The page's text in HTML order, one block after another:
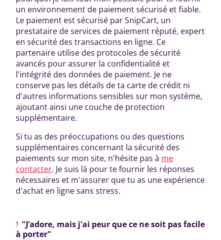
un environnement de paiement sécurisé et fiable.
Le paiement est sécurisé par SnipCart, un
prestataire de services de paiement réputé, expert
en sécurité des transactions en ligne. Ce
partenaire utilise des protocoles de sécurité
avancés pour assurer la confidentialité et
l'intégrité des données de paiement. Je ne
conserve pas les détails de ta carte de crédit ni
d'autres informations sensibles sur mon système,
ajoutant ainsi une couche de protection
supplémentaire.
Si tu as des préoccupations ou des questions
supplémentaires concernant la sécurité des
paiements sur mon site, n'hésite pas à me
contacter. Je suis là pour te fournir les réponses
nécessaires et m'assurer que tu as une expérience
d'achat en ligne sans stress.
"J’adore, mais j'ai peur que ce ne soit pas facile
à porter"